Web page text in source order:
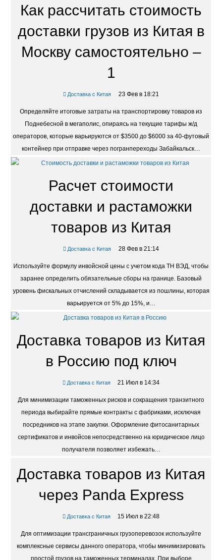
Как рассчитать стоимость
доставки грузов из Китая в
Москву самостоятельно –
1
Доставка с Китая 23 Фев в 18:21
Определяйте итоговые затраты на транспортировку товаров из
Поднебесной в мегаполис, опираясь на текущие тарифы ж/д
операторов, которые варьируются от $3500 до $6000 за 40-футовый
контейнер при отправке через погранпереходы Забайкальск…
Расчет стоимости
доставки и растаможки
товаров из Китая
Доставка с Китая 28 Фев в 21:14
Используйте формулу инвойсной цены с учетом кода ТН ВЭД, чтобы
заранее определить обязательные сборы на границе. Базовый
уровень фискальных отчислений складывается из пошлины, которая
варьируется от 5% до 15%, и…
Доставка товаров из Китая
в Россию под ключ
Доставка с Китая 21 Июл в 14:34
Для минимизации таможенных рисков и сокращения транзитного
периода выбирайте прямые контракты с фабриками, исключая
посредников на этапе закупки. Оформление фитосанитарных
сертификатов и инвойсов непосредственно на юридическое лицо
получателя позволяет избежать…
Доставка товаров из Китая
через Panda Express
Доставка с Китая 15 Июл в 22:48
Для оптимизации трансграничных грузоперевозок используйте
комплексные сервисы данного оператора, чтобы минимизировать